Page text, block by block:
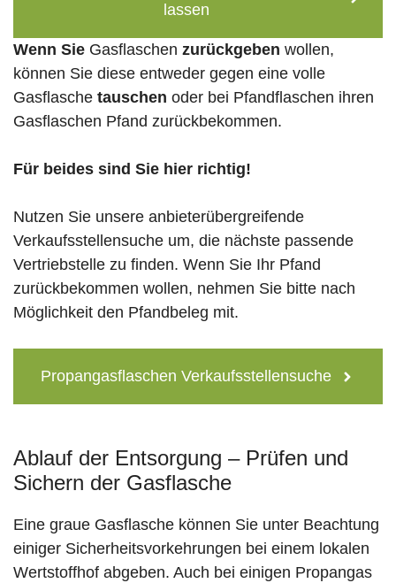
lassen
Wenn Sie Gasflaschen zurückgeben wollen,
können Sie diese entweder gegen eine volle
Gasflasche tauschen oder bei Pfandflaschen ihren
Gasflaschen Pfand zurückbekommen.
Für beides sind Sie hier richtig!
Nutzen Sie unsere anbieterübergreifende
Verkaufsstellensuche um, die nächste passende
Vertriebstelle zu finden. Wenn Sie Ihr Pfand
zurückbekommen wollen, nehmen Sie bitte nach
Möglichkeit den Pfandbeleg mit.
Propangasflaschen Verkaufsstellensuche
Ablauf der Entsorgung – Prüfen und
Sichern der Gasflasche
Eine graue Gasflasche können Sie unter Beachtung
einiger Sicherheitsvorkehrungen bei einem lokalen
Wertstoffhof abgeben. Auch bei einigen Propangas